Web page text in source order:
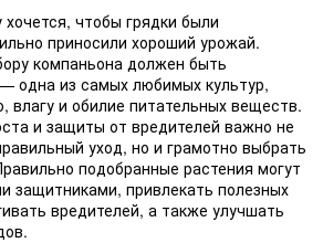
чтобы грядки были
приносили хороший урожай.
компаньона должен быть
— одна из самых любимых культур,
влагу и обилие питательных веществ.
и защиты от вредителей важно не
уход, но и грамотно выбрать
подобранные растения могут
защитниками, привлекать полезных
вредителей, а также улучшать